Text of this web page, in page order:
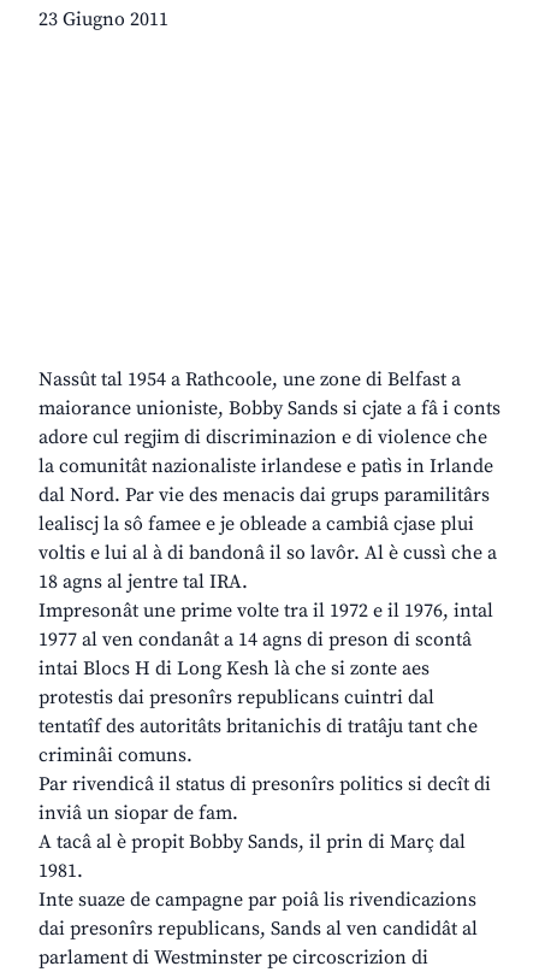
23 Giugno 2011
Nassût tal 1954 a Rathcoole, une zone di Belfast a
maiorance unioniste, Bobby Sands si cjate a fâ i conts
adore cul regjim di discriminazion e di violence che
la comunitât nazionaliste irlandese e patìs in Irlande
dal Nord. Par vie des menacis dai grups paramilitârs
lealiscj la sô famee e je obleade a cambiâ cjase plui
voltis e lui al à di bandonâ il so lavôr. Al è cussì che a
18 agns al jentre tal IRA.
Impresonât une prime volte tra il 1972 e il 1976, intal
1977 al ven condanât a 14 agns di preson di scontâ
intai Blocs H di Long Kesh là che si zonte aes
protestis dai presonîrs republicans cuintri dal
tentatîf des autoritâts britanichis di tratâju tant che
criminâi comuns.
Par rivendicâ il status di presonîrs politics si decît di
inviâ un siopar de fam.
A tacâ al è propit Bobby Sands, il prin di Març dal
1981.
Inte suaze de campagne par poiâ lis rivendicazions
dai presonîrs republicans, Sands al ven candidât al
parlament di Westminster pe circoscrizion di